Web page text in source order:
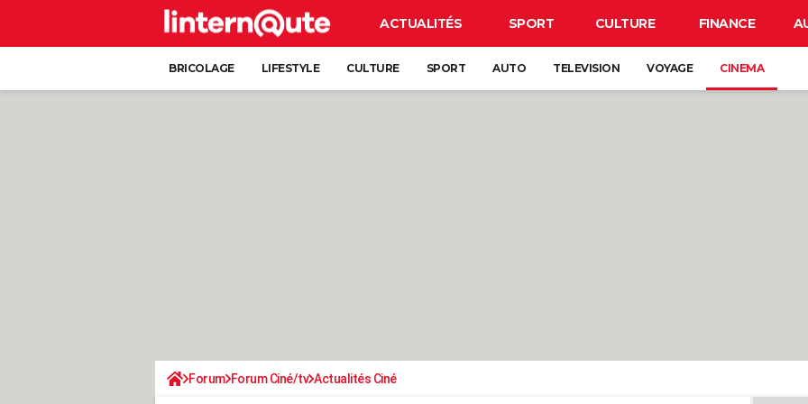
ACTUALITÉS SPORT CULTURE FINANCE
BRICOLAGE LIFESTYLE CULTURE SPORT AUTO TELEVISION VOYAGE CINEMA
Forum Forum Ciné/tv Actualités Ciné